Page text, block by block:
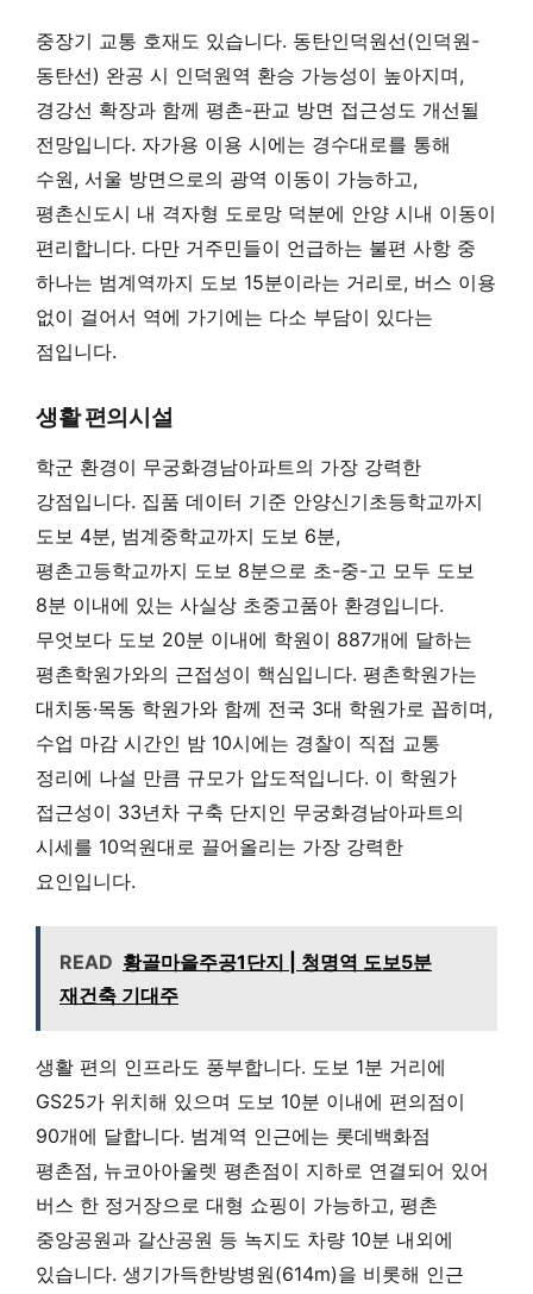
중장기 교통 호재도 있습니다. 동탄인덕원선(인덕원-
동탄선) 완공 시 인덕원역 환승 가능성이 높아지며,
경강선 확장과 함께 평촌-판교 방면 접근성도 개선될
전망입니다. 자가용 이용 시에는 경수대로를 통해
수원, 서울 방면으로의 광역 이동이 가능하고,
평촌신도시 내 격자형 도로망 덕분에 안양 시내 이동이
편리합니다. 다만 거주민들이 언급하는 불편 사항 중
하나는 범계역까지 도보 15분이라는 거리로, 버스 이용
없이 걸어서 역에 가기에는 다소 부담이 있다는
점입니다.
생활 편의시설
학군 환경이 무궁화경남아파트의 가장 강력한
강점입니다. 집품 데이터 기준 안양신기초등학교까지
도보 4분, 범계중학교까지 도보 6분,
평촌고등학교까지 도보 8분으로 초-중-고 모두 도보
8분 이내에 있는 사실상 초중고품아 환경입니다.
무엇보다 도보 20분 이내에 학원이 887개에 달하는
평촌학원가와의 근접성이 핵심입니다. 평촌학원가는
대치동·목동 학원가와 함께 전국 3대 학원가로 꼽히며,
수업 마감 시간인 밤 10시에는 경찰이 직접 교통
정리에 나설 만큼 규모가 압도적입니다. 이 학원가
접근성이 33년차 구축 단지인 무궁화경남아파트의
시세를 10억원대로 끌어올리는 가장 강력한
요인입니다.
READ 황골마을주공1단지 | 청명역 도보5분
재건축 기대주
생활 편의 인프라도 풍부합니다. 도보 1분 거리에
GS25가 위치해 있으며 도보 10분 이내에 편의점이
90개에 달합니다. 범계역 인근에는 롯데백화점
평촌점, 뉴코아아울렛 평촌점이 지하로 연결되어 있어
버스 한 정거장으로 대형 쇼핑이 가능하고, 평촌
중앙공원과 갈산공원 등 녹지도 차량 10분 내외에
있습니다. 생기가득한방병원(614m)을 비롯해 인근